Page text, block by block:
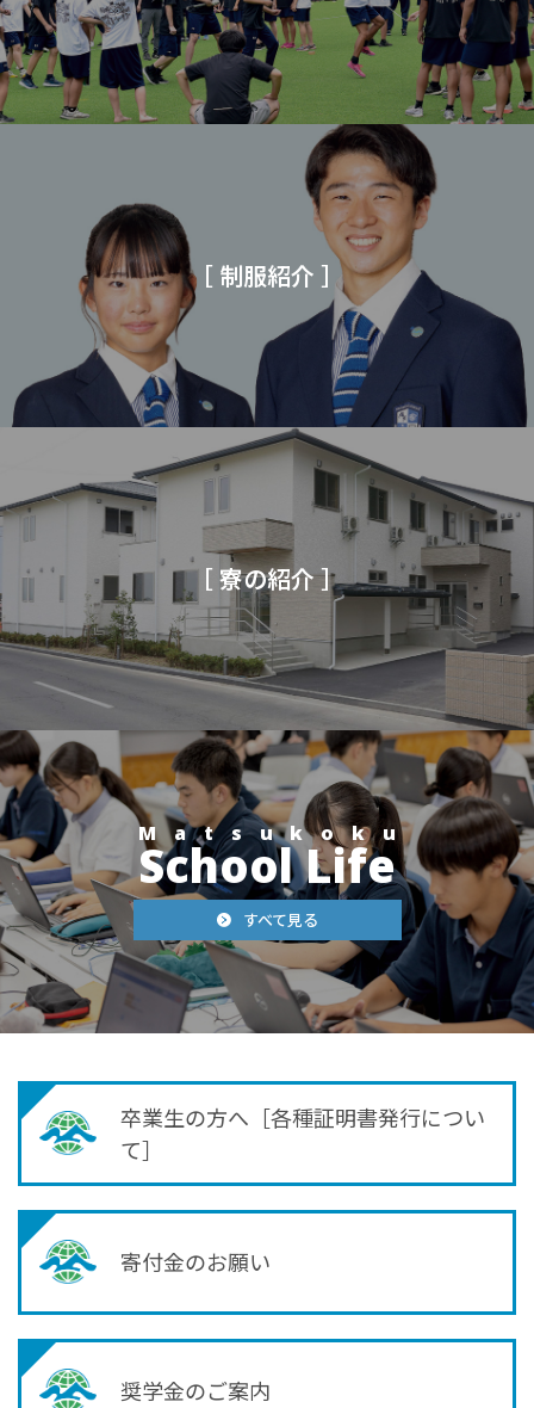
［ 制服紹介 ］
［ 寮の紹介 ］
M a t s u k o k u
School Life
すべて見る
卒業生の方へ［各種証明書発行につい
て］
寄付金のお願い
奨学金のご案内